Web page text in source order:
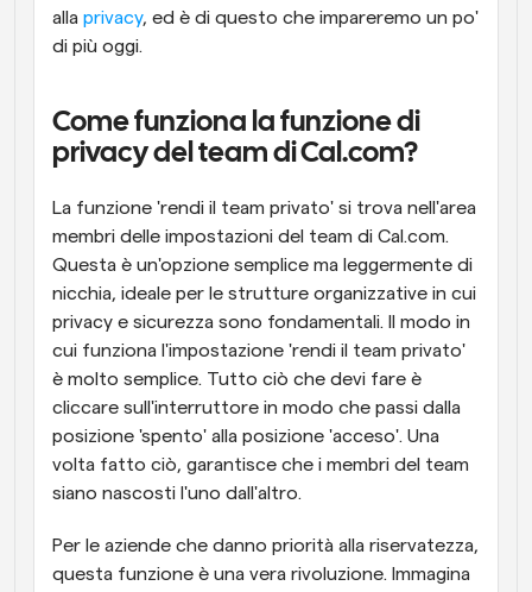
alla privacy, ed è di questo che impareremo un po'
di più oggi.
Come funziona la funzione di
privacy del team di Cal.com?
La funzione 'rendi il team privato' si trova nell'area
membri delle impostazioni del team di Cal.com.
Questa è un'opzione semplice ma leggermente di
nicchia, ideale per le strutture organizzative in cui
privacy e sicurezza sono fondamentali. Il modo in
cui funziona l'impostazione 'rendi il team privato'
è molto semplice. Tutto ciò che devi fare è
cliccare sull'interruttore in modo che passi dalla
posizione 'spento' alla posizione 'acceso'. Una
volta fatto ciò, garantisce che i membri del team
siano nascosti l'uno dall'altro.
Per le aziende che danno priorità alla riservatezza,
questa funzione è una vera rivoluzione. Immagina